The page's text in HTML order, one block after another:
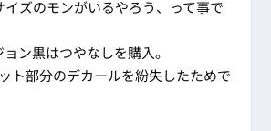
ズのモンがいるやろう、って事で
ン黒はつやなしを購入。
ット部分のデカールを紛失したためで